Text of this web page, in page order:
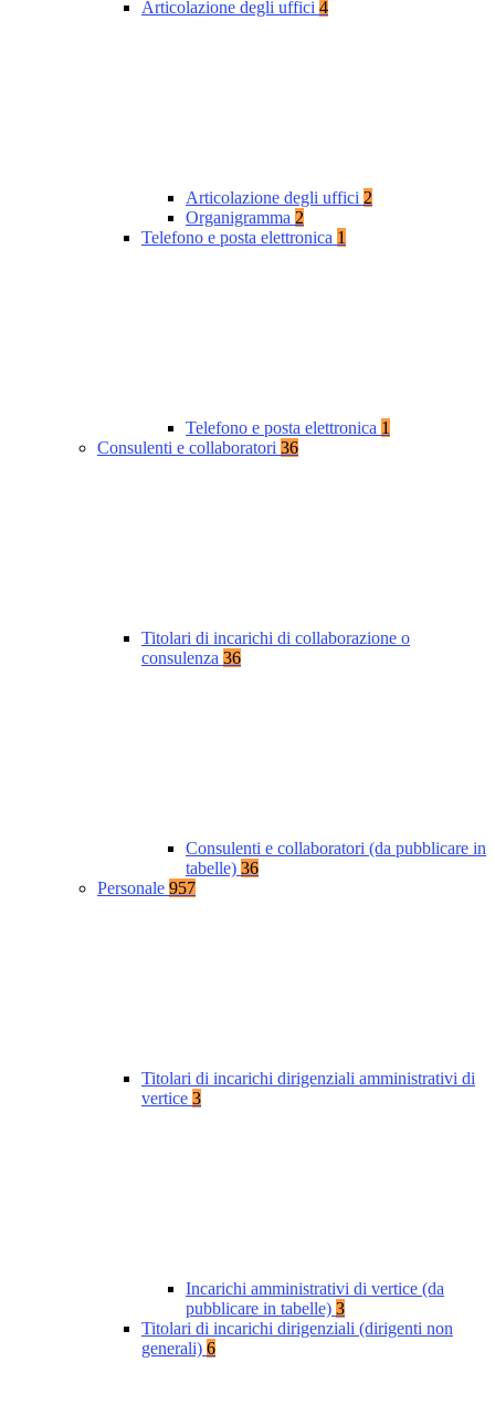
Articolazione degli uffici 4
Articolazione degli uffici 2
Organigramma 2
Telefono e posta elettronica 1
Telefono e posta elettronica 1
Consulenti e collaboratori 36
Titolari di incarichi di collaborazione o
consulenza 36
Consulenti e collaboratori (da pubblicare in
tabelle) 36
Personale 957
Titolari di incarichi dirigenziali amministrativi di
vertice 3
Incarichi amministrativi di vertice (da
pubblicare in tabelle) 3
Titolari di incarichi dirigenziali (dirigenti non
generali) 6